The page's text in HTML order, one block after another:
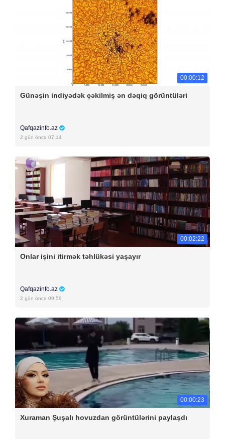
00:00:12
Günəşin indiyədək çəkilmiş ən dəqiq görüntüləri
Qafqazinfo.az
2 gün öncə 07:14
00:02:22
Onlar işini itirmək təhlükəsi yaşayır
Qafqazinfo.az
2 gün öncə 09:59
00:00:23
Xuraman Şuşalı hovuzdan görüntülərini paylaşdı